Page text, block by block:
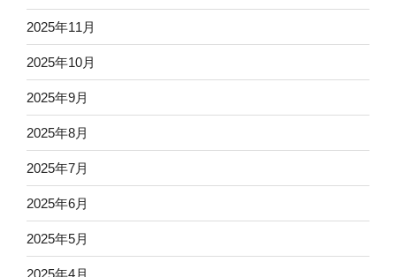
2025年11月
2025年10月
2025年9月
2025年8月
2025年7月
2025年6月
2025年5月
2025年4月